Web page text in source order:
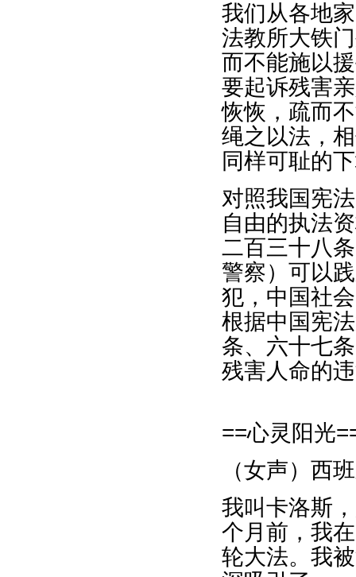
我们从各地
法教所大铁
而不能施以
要起诉残害
恢恢，疏而
绳之以法，
同样可耻的
对照我国宪
自由的执法
二百三十八
警察）可以
犯，中国社
根据中国宪
条、六十七
残害人命的
==心灵阳光
（女声）西
我叫卡洛斯
个月前，我
轮大法。我